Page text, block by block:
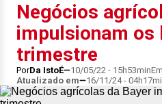
Negócios
impulsionam os
trimestre
PorDa IstoÉ 10/05/22 - 15h53minEm
Atualizado em
16/11/24 -